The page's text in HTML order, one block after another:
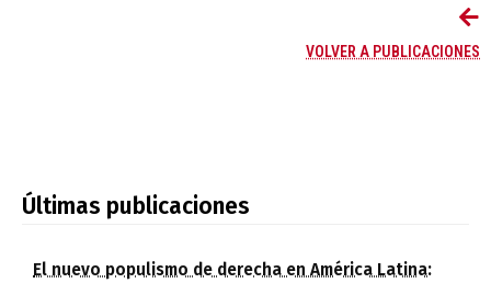
VOLVER A PUBLICACIONES
Últimas publicaciones
El nuevo populismo de derecha en América Latina: